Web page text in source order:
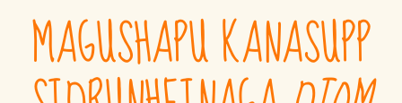
MAGUSHAPU KANASUPP